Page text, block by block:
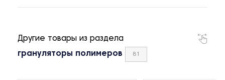
Другие товары из раздела
грануляторы полимеров 81